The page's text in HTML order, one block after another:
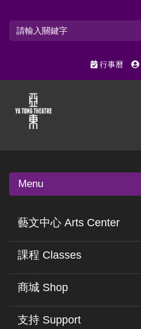
行事曆
Menu
藝文中心 Arts Center
課程 Classes
商城 Shop
支持 Support